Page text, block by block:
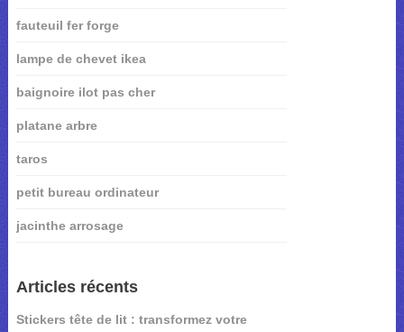
fauteuil fer forge
lampe de chevet ikea
baignoire ilot pas cher
platane arbre
taros
petit bureau ordinateur
jacinthe arrosage
Articles récents
Stickers tête de lit : transformez votre